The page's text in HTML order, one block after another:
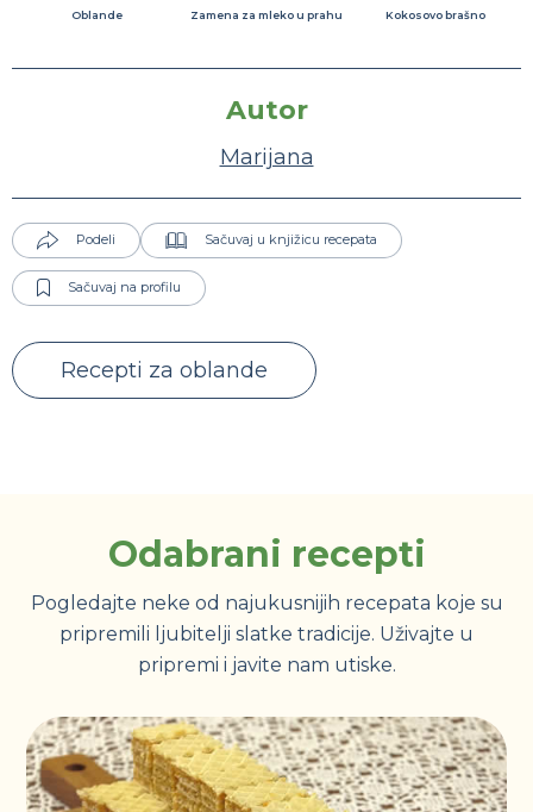
Oblande Zamena za mleko u prahu Kokosovo brašno
Autor
Marijana
Podeli Sačuvaj u knjižicu recepata
Sačuvaj na profilu
Recepti za oblande
Odabrani recepti
Pogledajte neke od najukusnijih recepata koje su
pripremili ljubitelji slatke tradicije. Uživajte u
pripremi i javite nam utiske.